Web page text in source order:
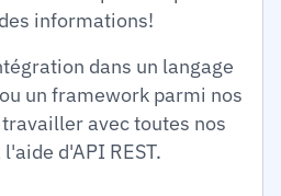
informations!
dans un langage
un framework parmi nos
avec toutes nos
d'API REST.